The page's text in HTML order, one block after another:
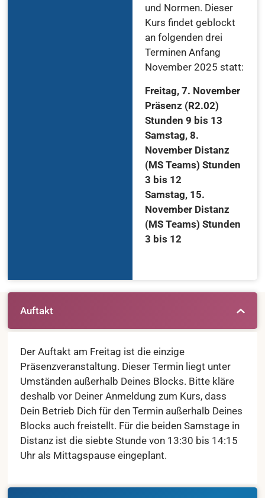
und Normen. Dieser
Kurs findet geblockt
an folgenden drei
Terminen Anfang
November 2025 statt:
Freitag, 7. November
Präsenz (R2.02)
Stunden 9 bis 13
Samstag, 8.
November Distanz
(MS Teams) Stunden
3 bis 12
Samstag, 15.
November Distanz
(MS Teams) Stunden
3 bis 12
Auftakt
Der Auftakt am Freitag ist die einzige
Präsenzveranstaltung. Dieser Termin liegt unter
Umständen außerhalb Deines Blocks. Bitte kläre
deshalb vor Deiner Anmeldung zum Kurs, dass
Dein Betrieb Dich für den Termin außerhalb Deines
Blocks auch freistellt. Für die beiden Samstage in
Distanz ist die siebte Stunde von 13:30 bis 14:15
Uhr als Mittagspause eingeplant.